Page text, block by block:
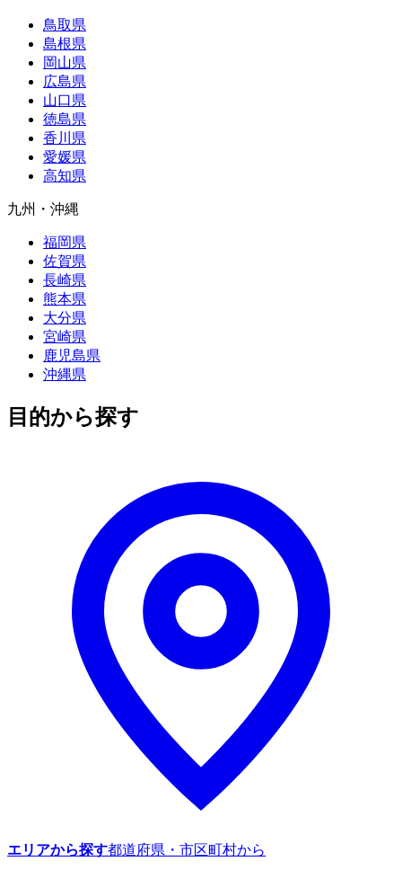
鳥取県
島根県
岡山県
広島県
山口県
徳島県
香川県
愛媛県
高知県
九州・沖縄
福岡県
佐賀県
長崎県
熊本県
大分県
宮崎県
鹿児島県
沖縄県
目的から探す
エリアから探す都道府県・市区町村から